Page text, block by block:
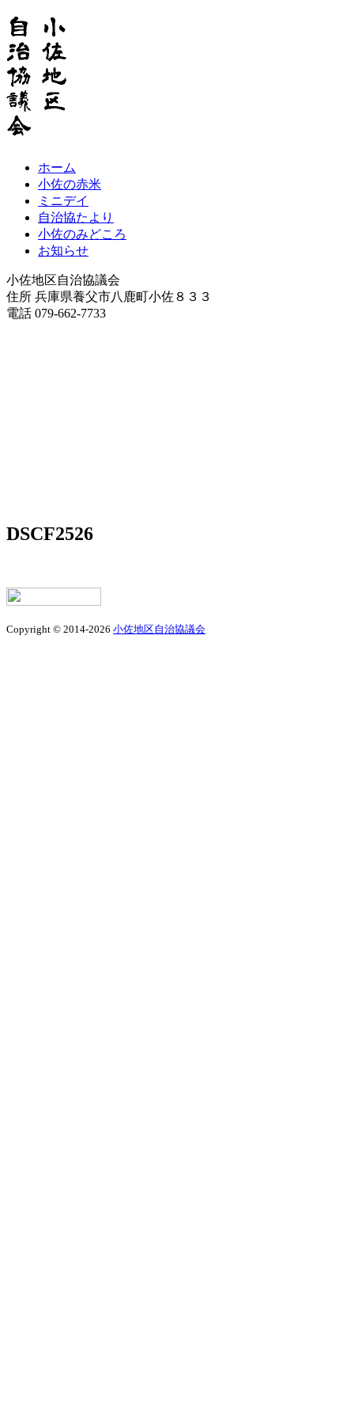
ホーム
小佐の赤米
ミニデイ
自治協たより
小佐のみどころ
お知らせ
小佐地区自治協議会
住所 兵庫県養父市八鹿町小佐８３３
電話 079-662-7733
DSCF2526
Copyright © 2014-2026 小佐地区自治協議会